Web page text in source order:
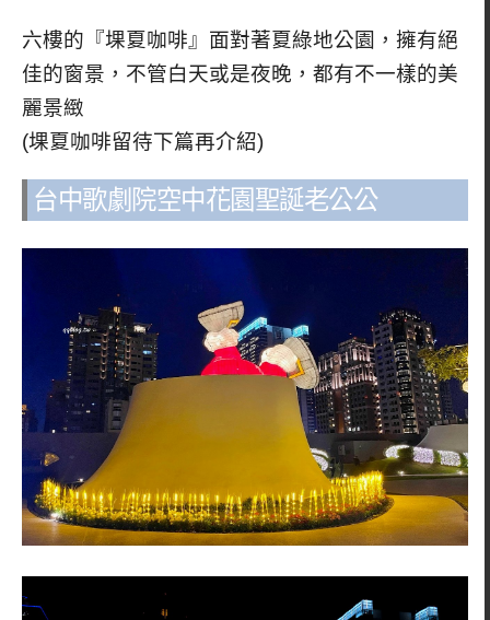
六樓的『堁夏咖啡』面對著夏綠地公園，擁有絕
佳的窗景，不管白天或是夜晚，都有不一樣的美
麗景緻
(堁夏咖啡留待下篇再介紹)
台中歌劇院空中花園聖誕老公公